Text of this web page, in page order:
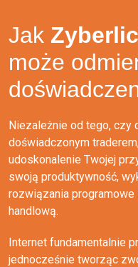
Jak
może
Niezależnie od tego, czy
doświadczonym
udoskonalenie Twojej
swoją produktywność,
rozwiązania
handlową.
Internet fundamentalnie
jednocześnie tworząc